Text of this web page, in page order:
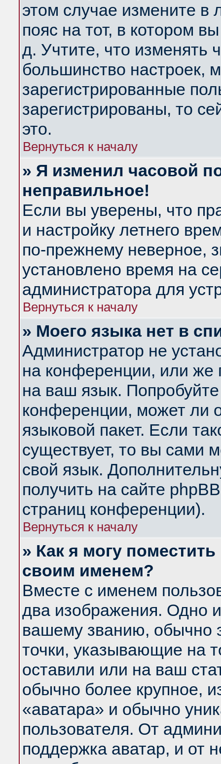
этом случае измените в
пояс на тот, в котором
д. Учтите, что изменять
большинство настроек,
зарегистрированные
зарегистрированы, то
это.
Вернуться к началу
» Я изменил часовой
неправильное!
Если вы уверены, что
и настройку летнего
по-прежнему неверное,
установлено время на
администратора для
Вернуться к началу
» Моего языка нет в
Администратор не
на конференции, или же
на ваш язык.
конференции, может ли
языковой пакет. Если
существует, то вы сами
свой язык.
получить на сайте
страниц конференции).
Вернуться к началу
» Как я могу
своим именем?
Вместе с именем
два изображения. Одно
вашему званию, обычно
точки, указывающие на
оставили или на ваш
обычно более крупное,
«аватара» и обычно
пользователя. От
поддержка аватар, и от